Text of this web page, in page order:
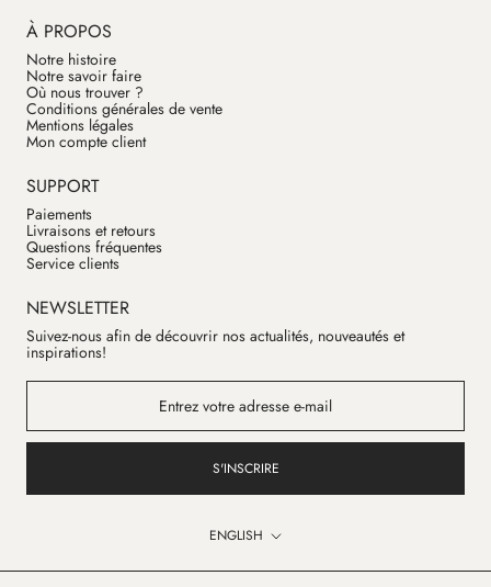
À PROPOS
Notre histoire
Notre savoir faire
Où nous trouver ?
Conditions générales de vente
Mentions légales
Mon compte client
SUPPORT
Paiements
Livraisons et retours
Questions fréquentes
Service clients
NEWSLETTER
Suivez-nous afin de découvrir nos actualités, nouveautés et
inspirations!
S'INSCRIRE
Language
ENGLISH